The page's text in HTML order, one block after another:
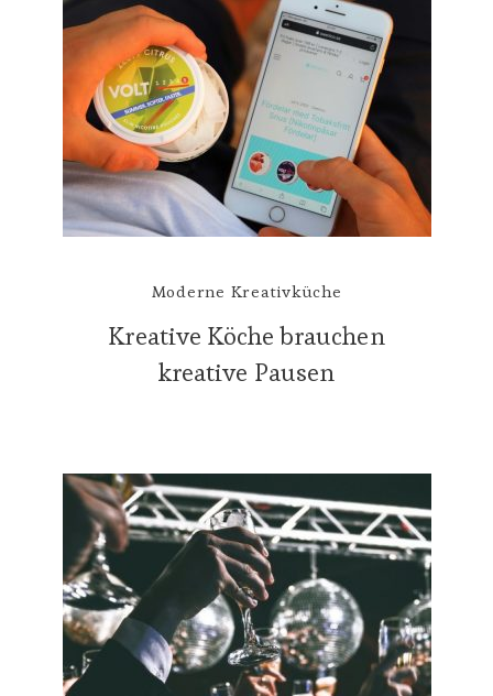
Moderne Kreativküche
Kreative Köche brauchen
kreative Pausen